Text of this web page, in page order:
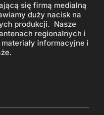
się firmą medialną
duży nacisk na
produkcji. Nasze
regionalnych i
informacyjne i